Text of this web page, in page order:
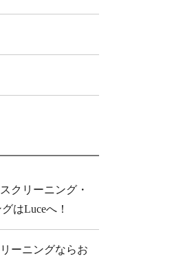
クリーニング・
はLuceへ！
ーニングならお